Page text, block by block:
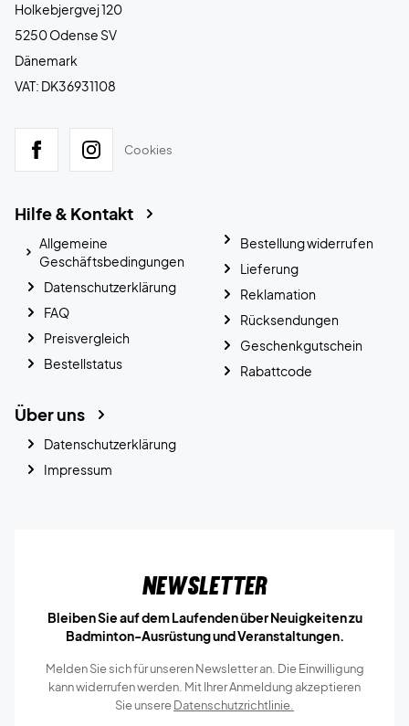
Holkebjergvej 120
5250 Odense SV
Dänemark
VAT: DK36931108
Cookies
Hilfe & Kontakt
Allgemeine
Geschäftsbedingungen
Datenschutzerklärung
FAQ
Preisvergleich
Bestellstatus
Bestellung widerrufen
Lieferung
Reklamation
Rücksendungen
Geschenkgutschein
Rabattcode
Über uns
Datenschutzerklärung
Impressum
Newsletter
Bleiben Sie auf dem Laufenden über Neuigkeiten zu
Badminton-Ausrüstung und Veranstaltungen.
Melden Sie sich für unseren Newsletter an. Die Einwilligung
kann widerrufen werden. Mit Ihrer Anmeldung akzeptieren
Sie unsereDatenschutzrichtlinie.